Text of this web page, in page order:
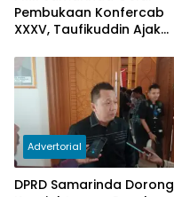
Pembukaan Konfercab
XXXV, Taufikuddin Ajak
Persatuan
Advertorial
DPRD Samarinda Dorong